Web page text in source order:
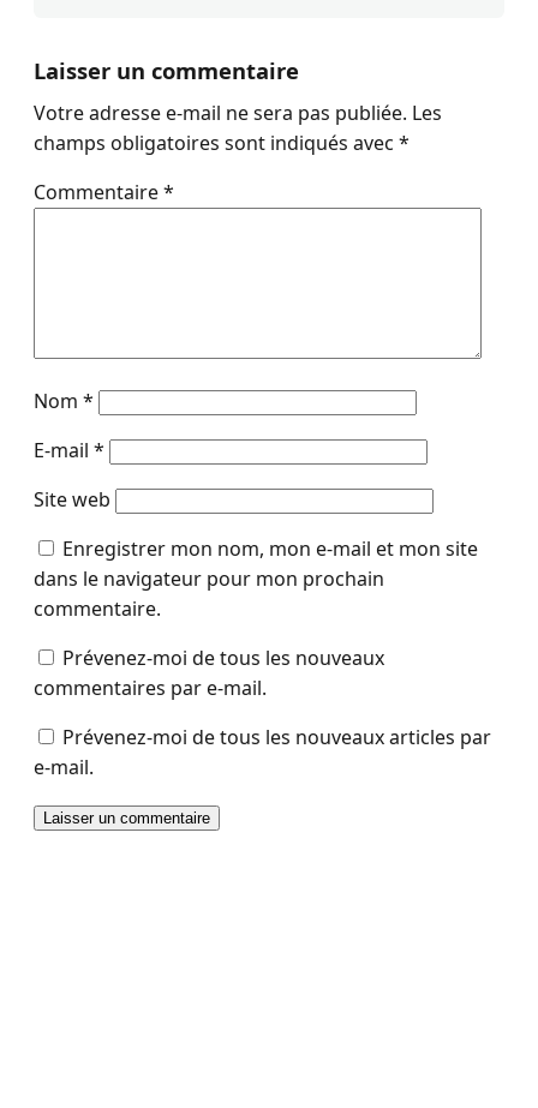
Laisser un commentaire
Votre adresse e-mail ne sera pas publiée. Les
champs obligatoires sont indiqués avec *
Commentaire*
Nom *
E-mail *
Site web
Enregistrer mon nom, mon e-mail et mon site
dans le navigateur pour mon prochain
commentaire.
Prévenez-moi de tous les nouveaux
commentaires par e-mail.
Prévenez-moi de tous les nouveaux articles par
e-mail.